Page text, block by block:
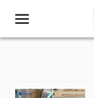
T
g
n